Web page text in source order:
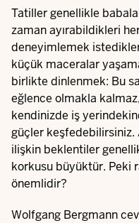
Tatiller genellikle
zaman ayırabildikleri
deneyimlemek
küçük maceralar
birlikte dinlenmek: Bu
eğlence olmakla
kendinizde iş
güçler keşfedebilirsiniz.
ilişkin beklentiler
korkusu büyüktür. Peki
önemlidir?
Wolfgang Bergmann